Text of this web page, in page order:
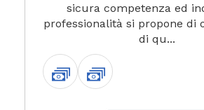
sicura competenza ed
professionalità si propone di
di qu...